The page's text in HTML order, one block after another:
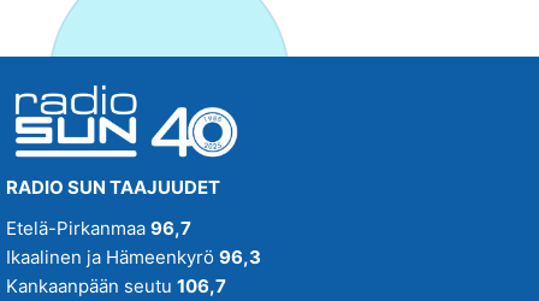
RADIO SUN TAAJUUDET
Etelä-Pirkanmaa 96,7
Ikaalinen ja Hämeenkyrö 96,3
Kankaanpään seutu 106,7